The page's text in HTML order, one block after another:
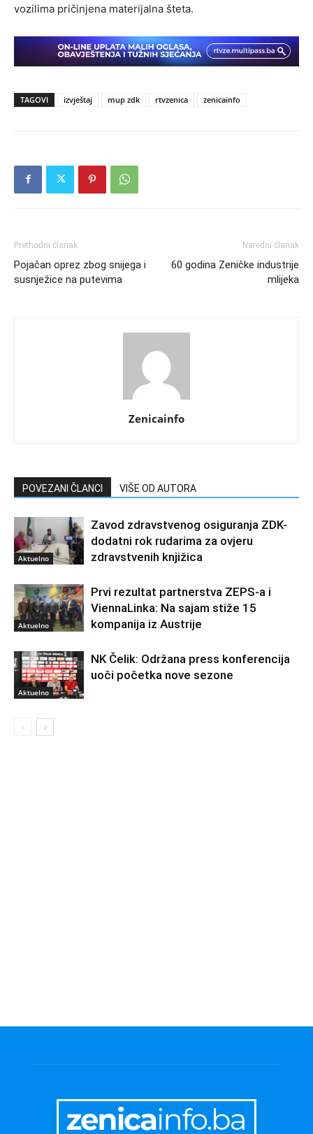
vozilima pričinjena materijalna šteta.
TAGOVI izvještaj mup zdk rtvzenica zenicainfo
Prethodni članak
Pojačan oprez zbog snijega i
susnježice na putevima
Naredni članak
60 godina Zeničke industrije
mlijeka
Zenicainfo
POVEZANI ČLANCI VIŠE OD AUTORA
Aktuelno
Zavod zdravstvenog osiguranja ZDK-
dodatni rok rudarima za ovjeru
zdravstvenih knjižica
Aktuelno
Prvi rezultat partnerstva ZEPS-a i
ViennaLinka: Na sajam stiže 15
kompanija iz Austrije
Aktuelno
NK Čelik: Održana press konferencija
uoči početka nove sezone